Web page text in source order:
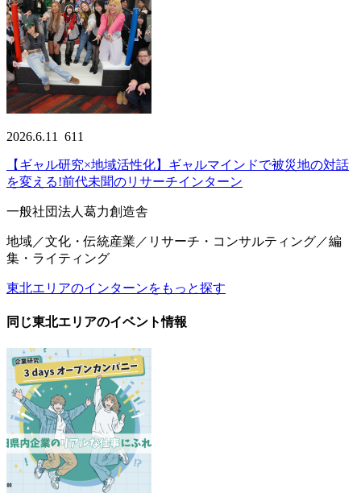
2026.6.11 611
【ギャル研究×地域活性化】ギャルマインドで被災地の対話
を変える!前代未聞のリサーチインターン
一般社団法人葛力創造舎
地域／文化・伝統産業／リサーチ・コンサルティング／編
集・ライティング
東北エリアのインターンをもっと探す
同じ東北エリアのイベント情報